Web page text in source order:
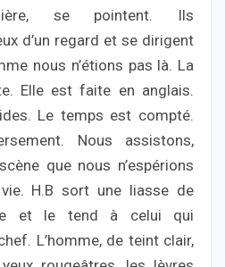
se pointent. Ils
d’un regard et se dirigent
nous n’étions pas là. La
Elle est faite en anglais.
Le temps est compté.
Nous assistons,
que nous n’espérions
H.B sort une liasse de
et le tend à celui qui
L’homme, de teint clair,